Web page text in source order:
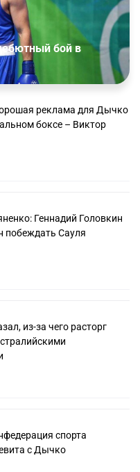
бой в
реклама для Дычко
боксе – Виктор
Геннадий Головкин
побеждать Сауля
из-за чего расторг
спорта
с Дычко